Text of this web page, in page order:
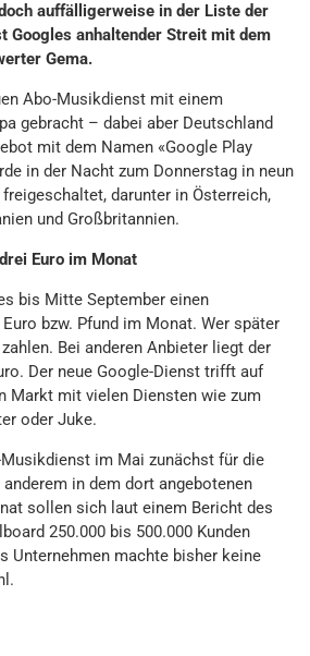
auffälligerweise in der Liste der
Googles anhaltender Streit mit dem
Gema.
Abo-Musikdienst mit einem
gebracht – dabei aber Deutschland
mit dem Namen «Google Play
in der Nacht zum Donnerstag in neun
darunter in Österreich,
und Großbritannien.
Euro im Monat
bis Mitte September einen
bzw. Pfund im Monat. Wer später
Bei anderen Anbieter liegt der
Der neue Google-Dienst trifft auf
Markt mit vielen Diensten wie zum
oder Juke.
im Mai zunächst für die
in dem dort angebotenen
sollen sich laut einem Bericht des
250.000 bis 500.000 Kunden
Unternehmen machte bisher keine